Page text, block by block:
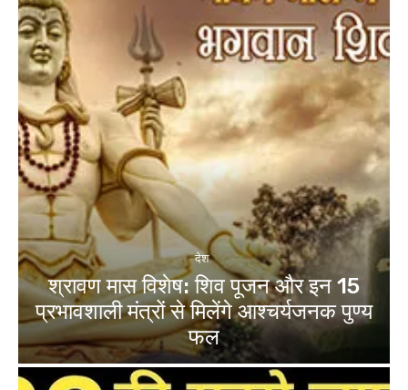
देश
श्रावण मास विशेष: शिव पूजन और इन 15
प्रभावशाली मंत्रों से मिलेंगे आश्चर्यजनक पुण्य
फल